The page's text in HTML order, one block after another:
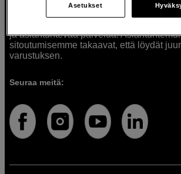
muuttuvat todellisuudeksi. Autamme
ja asiantuntevaa palvelua.
sitoutumisemme takaavat, että löydät
varustuksen.
Seuraa meitä:
Asetukset